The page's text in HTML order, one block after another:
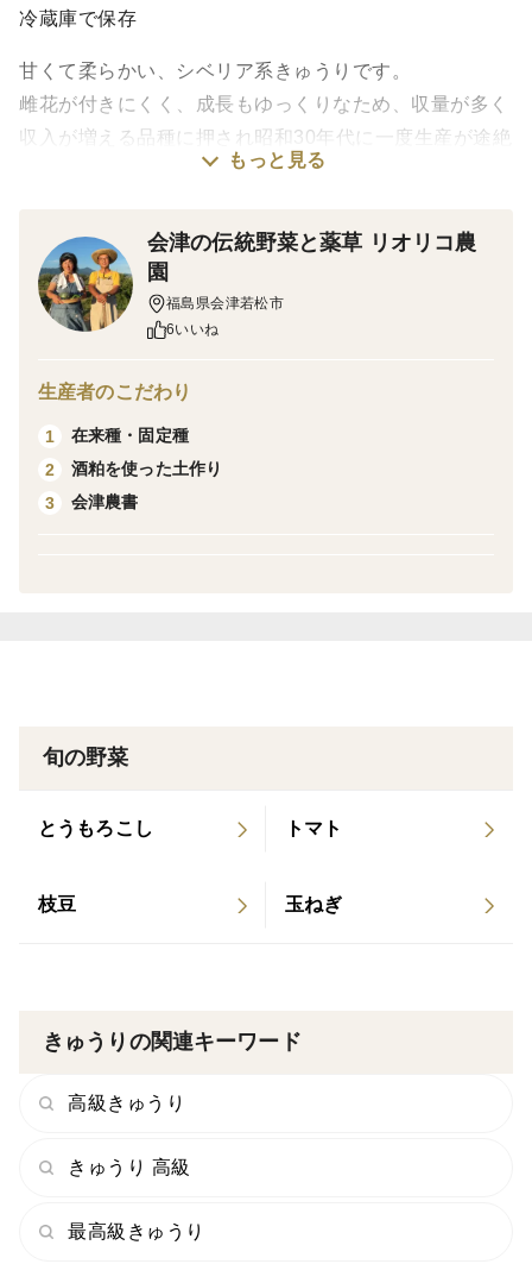
冷蔵庫で保存
甘くて柔らかい、シベリア系きゅうりです。
雌花が付きにくく、成長もゆっくりなため、収量が多く
収入が増える品種に押され昭和30年代に一度生産が途絶
農薬化学肥料除草剤不使用、新鮮な地下水を使用。
毎年「種とり」をしています。
”届けたいのは地の味と力「会津テロワール」”
会津の厳しく美しい自然の恵みを受けて育ったお野菜を
是非お楽しみください。
もっと見る
会津の伝統野菜と薬草 リオリコ農
園
福島県会津若松市
6いいね
生産者のこだわり
1
在来種・固定種
2
酒粕を使った土作り
3
会津農書
旬の野菜
とうもろこし トマト
枝豆 玉ねぎ
きゅうりの関連キーワード
高級きゅうり
きゅうり 高級
最高級きゅうり